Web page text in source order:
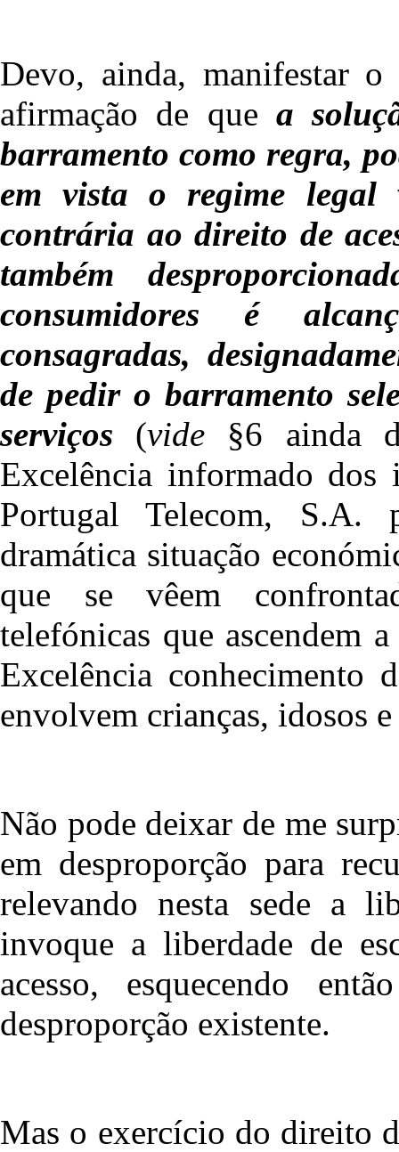
Devo, ainda, manifestar
afirmação de que a
barramento como regra,
em vista o regime legal
contrária ao direito de
também
consumidores é
consagradas,
de pedir o barramento
serviços (vide §6 ainda
Excelência informado
Portugal Telecom, S.A.
dramática situação
que se vêem
telefónicas que ascendem
Excelência conhecimento
envolvem crianças, idosos
Não pode deixar de me
em desproporção para
relevando nesta sede a
invoque a liberdade de
acesso, esquecendo
desproporção existente.
Mas o exercício do direito